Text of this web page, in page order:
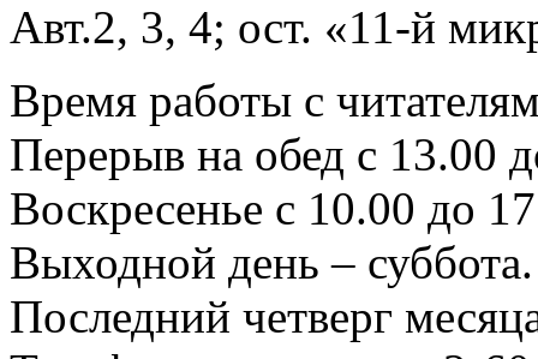
Авт.2, 3, 4; ост. «11-й
Время работы с
Перерыв на обед с 13.00
Воскресенье с 10.00 до
Выходной день – суббота.
Последний четверг